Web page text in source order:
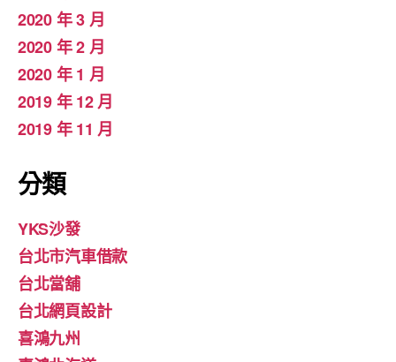
2020 年 3 月
2020 年 2 月
2020 年 1 月
2019 年 12 月
2019 年 11 月
分類
YKS沙發
台北市汽車借款
台北當舖
台北網頁設計
喜鴻九州